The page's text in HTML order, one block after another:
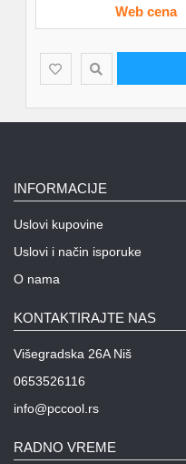
Web cena
INFORMACIJE
Uslovi kupovine
Uslovi i način isporuke
O nama
KONTAKTIRAJTE NAS
Višegradska 26A Niš
0653526116
info@pccool.rs
RADNO VREME